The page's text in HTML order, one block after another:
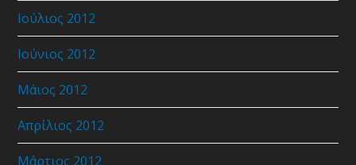
Ιούλιος 2012
Ιούνιος 2012
Μάιος 2012
Απρίλιος 2012
Μάρτιος 2012